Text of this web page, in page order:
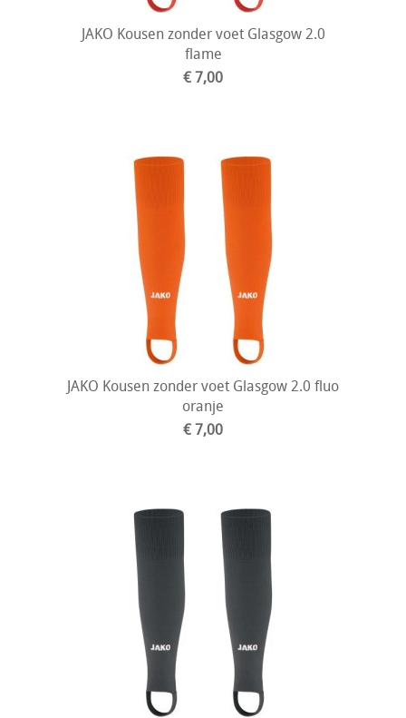
JAKO Kousen zonder voet Glasgow 2.0
flame
€ 7,00
JAKO Kousen zonder voet Glasgow 2.0 fluo
oranje
€ 7,00